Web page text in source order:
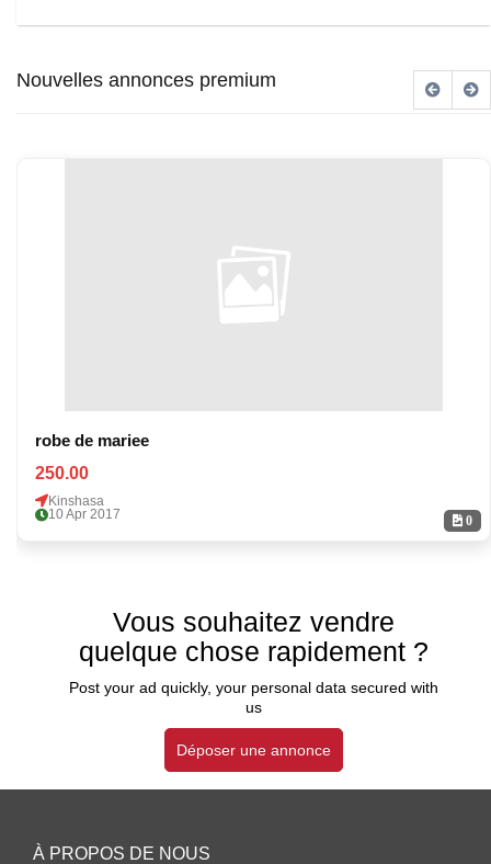
Nouvelles annonces premium
0
robe de mariee
250.00
Kinshasa
10 Apr 2017
Vous souhaitez vendre
quelque chose rapidement ?
Post your ad quickly, your personal data secured with
us
Déposer une annonce
À PROPOS DE NOUS